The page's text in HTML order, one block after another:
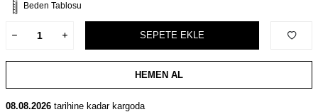
Beden Tablosu
SEPETE EKLE
HEMEN AL
08.08.2026 tarihine kadar kargoda